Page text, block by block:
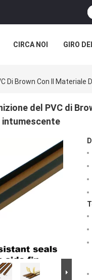
CIRCA NOI GIRO
Di Brown Con Il
del PVC di